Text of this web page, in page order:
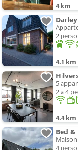
4 km
2
4.1 km
5
2 à 4
4.4 km
Bed
Maison
4